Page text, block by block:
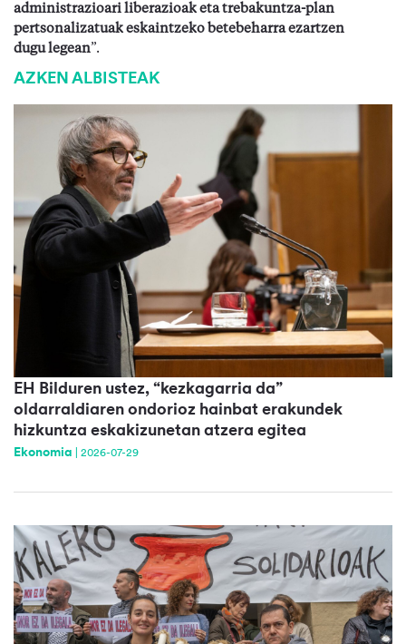
administrazioari liberazioak eta trebakuntza-plan
pertsonalizatuak eskaintzeko betebeharra ezartzen
dugu legean”.
AZKEN ALBISTEAK
EH Bilduren ustez, “kezkagarria da”
oldarraldiaren ondorioz hainbat erakundek
hizkuntza eskakizunetan atzera egitea
Ekonomia 2026-07-29